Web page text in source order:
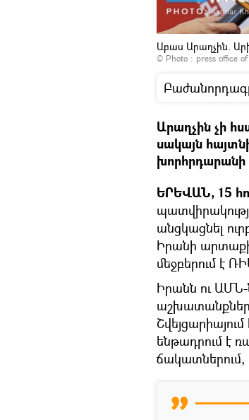
Աբաս Արաղչին.
© Photo : press office
Արաղչին չի
սակայն
ԵՐԵՎԱՆ, 15
անցկացնել
Իրանի
մեջբերում է
Իրանն ու ԱՄՆ-
ենթադրում է
ճակատներում,